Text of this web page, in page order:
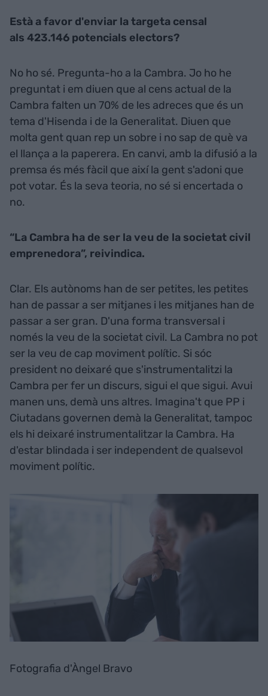
Està a favor d'enviar la targeta censal
als 423.146 potencials electors?
No ho sé. Pregunta-ho a la Cambra. Jo ho he
preguntat i em diuen que al cens actual de la
Cambra falten un 70% de les adreces que és un
tema d'Hisenda i de la Generalitat. Diuen que
molta gent quan rep un sobre i no sap de què va
el llança a la paperera. En canvi, amb la difusió a la
premsa és més fàcil que així la gent s'adoni que
pot votar. És la seva teoria, no sé si encertada o
no.
“La Cambra ha de ser la veu de la societat civil
emprenedora”, reivindica.
Clar. Els autònoms han de ser petites, les petites
han de passar a ser mitjanes i les mitjanes han de
passar a ser gran. D'una forma transversal i
només la veu de la societat civil. La Cambra no pot
ser la veu de cap moviment polític. Si sóc
president no deixaré que s'instrumentalitzi la
Cambra per fer un discurs, sigui el que sigui. Avui
manen uns, demà uns altres. Imagina't que PP i
Ciutadans governen demà la Generalitat, tampoc
els hi deixaré instrumentalitzar la Cambra. Ha
d'estar blindada i ser independent de qualsevol
moviment polític.
Fotografia d'Àngel Bravo